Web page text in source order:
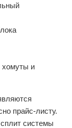
хомуты и
прайс-листу.
системы